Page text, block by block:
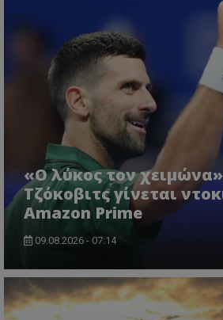
«Ο λύκος τον
Τζόκοβιτς γίνεται
Amazon Prime
09.08.2026 - 07:14